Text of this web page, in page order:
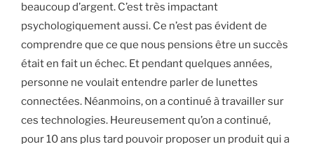
beaucoup d’argent. C’est très impactant
psychologiquement aussi. Ce n’est pas évident de
comprendre que ce que nous pensions être un succès
était en fait un échec. Et pendant quelques années,
personne ne voulait entendre parler de lunettes
connectées. Néanmoins, on a continué à travailler sur
ces technologies. Heureusement qu’on a continué,
pour 10 ans plus tard pouvoir proposer un produit qui a